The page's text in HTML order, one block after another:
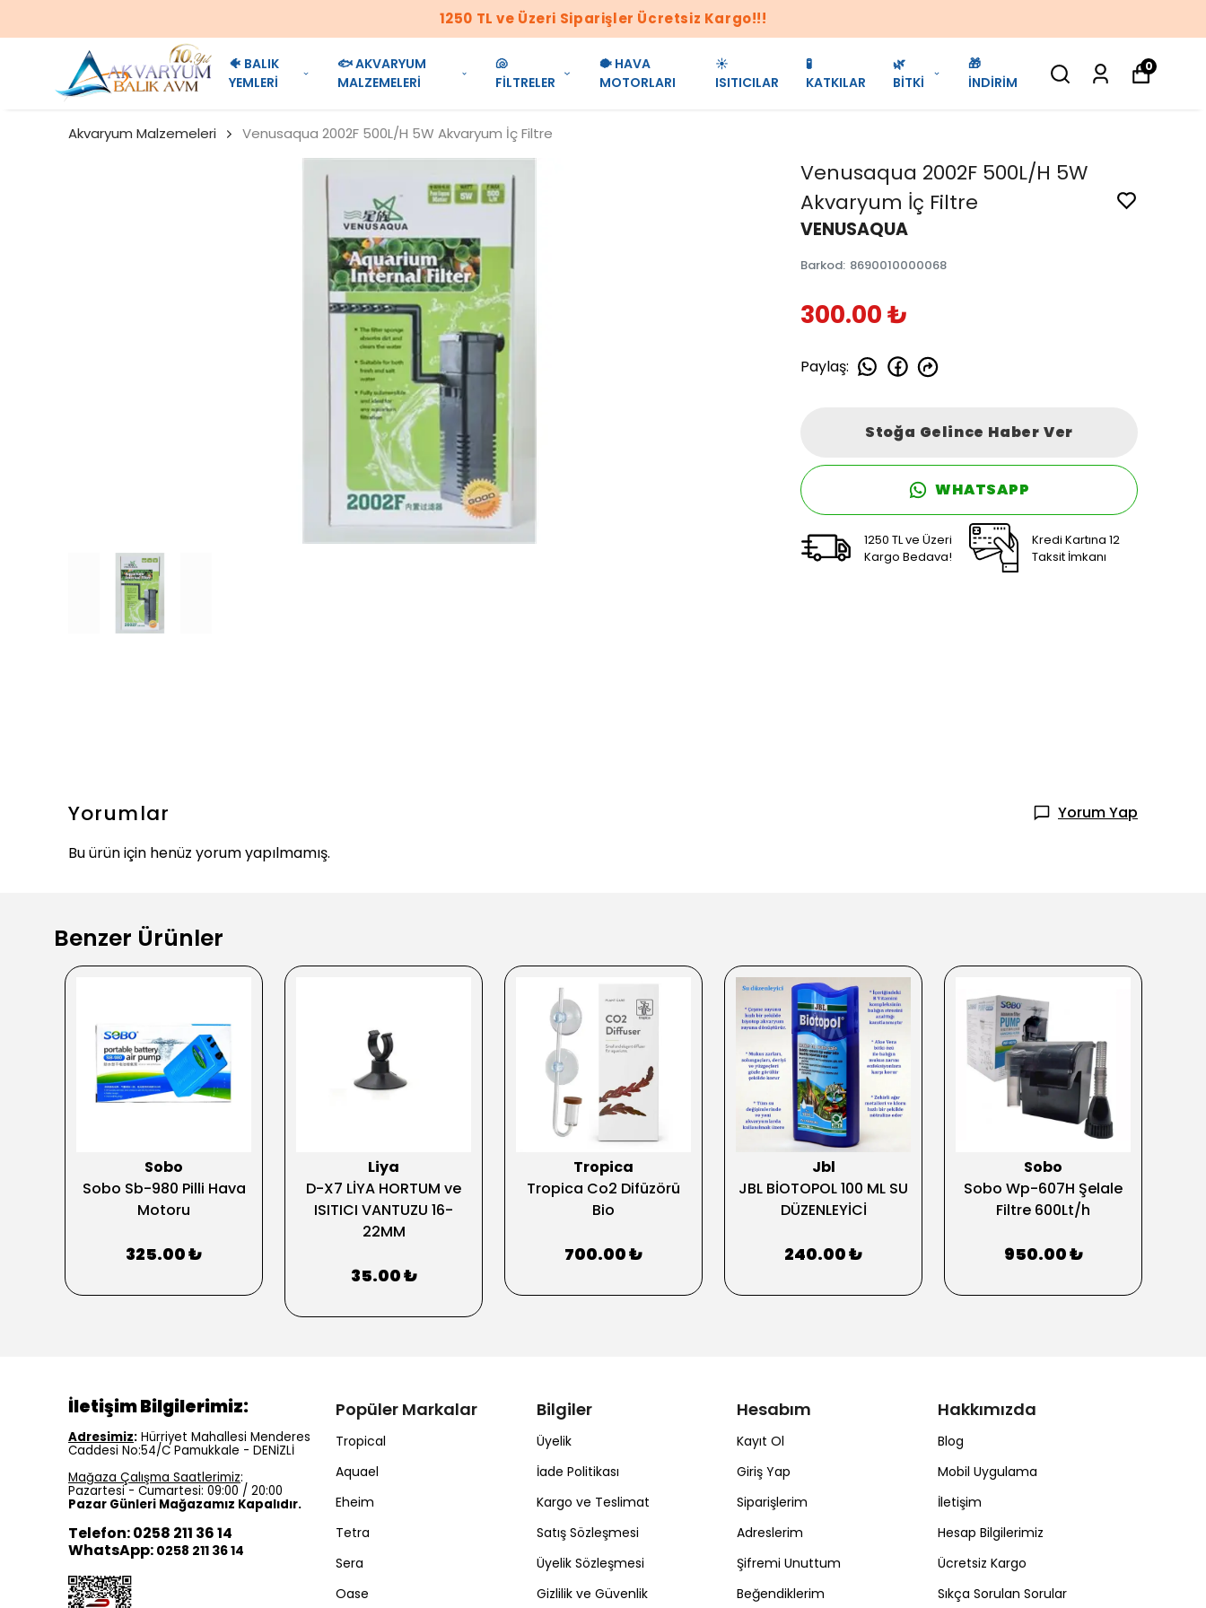
1250 TL ve Üzeri Siparişler Ücretsiz Kargo!!!
🐠 BALIK
YEMLERİ
🐟 AKVARYUM
MALZEMELERİ
🐚
FİLTRELER
🐡 HAVA
MOTORLARI
☀️
ISITICILAR
🧪
KATKILAR
🌿
BİTKİ
🎁
İNDİRİM
0
Akvaryum Malzemeleri Venusaqua 2002F 500L/H 5W Akvaryum İç Filtre
Venusaqua 2002F 500L/H 5W
Akvaryum İç Filtre
VENUSAQUA
Barkod: 8690010000068
300.00 ₺
Paylaş:
Stoğa Gelince Haber Ver
WHATSAPP
1250 TL ve Üzeri
Kargo Bedava!
Kredi Kartına 12
Taksit İmkanı
Yorumlar
Yorum Yap
Bu ürün için henüz yorum yapılmamış.
Benzer Ürünler
Sobo
Sobo Sb-980 Pilli Hava
Motoru
325.00 ₺
Liya
D-X7 LİYA HORTUM ve
ISITICI VANTUZU 16-
22MM
35.00 ₺
Tropica
Tropica Co2 Difüzörü
Bio
700.00 ₺
Jbl
JBL BİOTOPOL 100 ML SU
DÜZENLEYİCİ
240.00 ₺
Sobo
Sobo Wp-607H Şelale
Filtre 600Lt/h
950.00 ₺
Popüler Markalar
Tropical
Aquael
Eheim
Tetra
Sera
Oase
Bilgiler
Üyelik
İade Politikası
Kargo ve Teslimat
Satış Sözleşmesi
Üyelik Sözleşmesi
Gizlilik ve Güvenlik
Hesabım
Kayıt Ol
Giriş Yap
Siparişlerim
Adreslerim
Şifremi Unuttum
Beğendiklerim
Hakkımızda
Blog
Mobil Uygulama
İletişim
Hesap Bilgilerimiz
Ücretsiz Kargo
Sıkça Sorulan Sorular
İletişim Bilgilerimiz:
Adresimiz: Hürriyet Mahallesi Menderes
Caddesi No:54/C Pamukkale - DENİZLİ
Mağaza Çalışma Saatlerimiz:
Pazartesi - Cumartesi: 09:00 / 20:00
Pazar Günleri Mağazamız Kapalıdır.
Telefon: 0258 211 36 14
WhatsApp: 0258 211 36 14